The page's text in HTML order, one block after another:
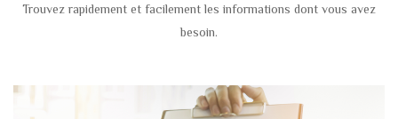
Trouvez rapidement et facilement les informations dont vous avez
besoin.